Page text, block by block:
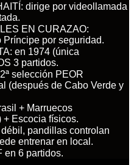
dirige por videollamada
EN CURAZAO:
por seguridad.
en 1974 (única
3 partidos.
selección PEOR
(después de Cabo Verde y
+ Marruecos
+ Escocia físicos.
pandillas controlan
entrenar en local.
en 6 partidos.